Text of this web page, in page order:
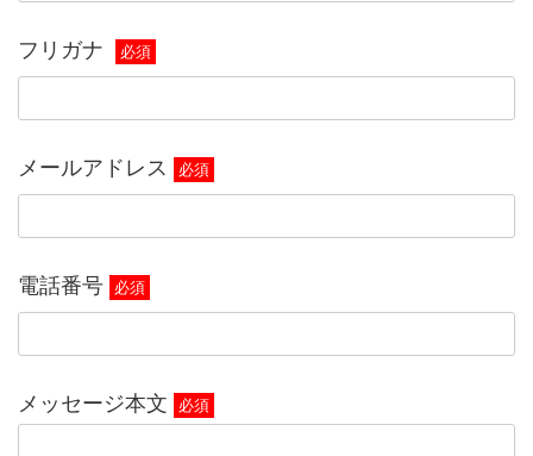
フリガナ 必須
メールアドレス 必須
電話番号 必須
メッセージ本文 必須